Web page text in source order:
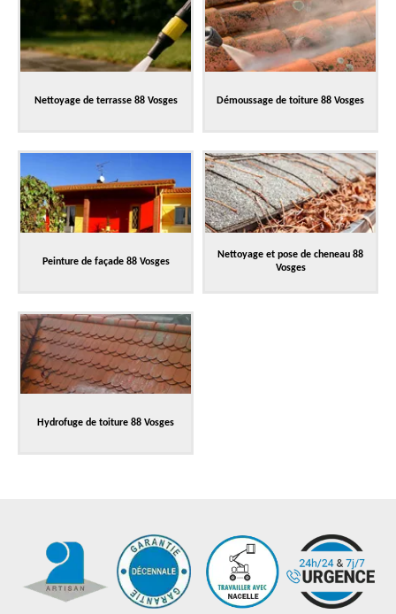
Nettoyage de terrasse 88 Vosges Démoussage de toiture 88 Vosges
Peinture de façade 88 Vosges
Nettoyage et pose de cheneau 88
Vosges
Hydrofuge de toiture 88 Vosges